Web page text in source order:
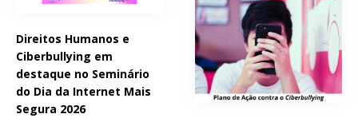
Direitos Humanos e
Ciberbullying em
destaque no Seminário
do Dia da Internet Mais
Segura 2026